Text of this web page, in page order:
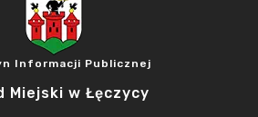
Informacji Publicznej
Miejski w Łęczycy